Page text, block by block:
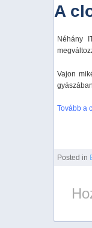
A
Néhány
Vajon
Tovább a
Posted in